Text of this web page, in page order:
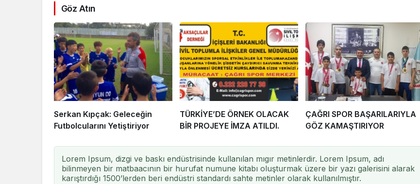
Göz Atın
Serkan Kıpçak: Geleceğin
Futbolcularını Yetiştiriyor
TÜRKİYE’DE ÖRNEK OLACAK
BİR PROJEYE İMZA ATILDI.
ÇAĞRI SPOR BAŞARILARIYLA
GÖZ KAMAŞTIRIYOR
Lorem Ipsum, dizgi ve baskı endüstrisinde kullanılan mıgır metinlerdir. Lorem Ipsum, adı
bilinmeyen bir matbaacının bir hurufat numune kitabı oluşturmak üzere bir yazı galerisini alarak
karıştırdığı 1500’lerden beri endüstri standardı sahte metinler olarak kullanılmıştır.